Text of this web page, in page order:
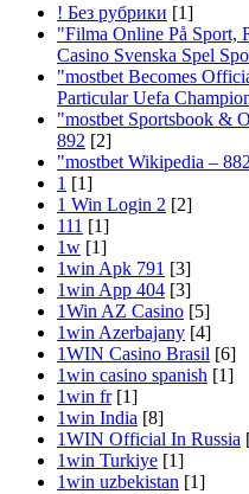
! Без рубрики [1]
"Filma Online På Sport,
Casino Svenska Spel
"mostbet Becomes
Particular Uefa
"‎mostbet Sportsbook &
892 [2]
"mostbet Wikipedia – 882
1 [1]
1 Win Login 2 [2]
111 [1]
1w [1]
1win Apk 791 [3]
1win App 404 [3]
1Win AZ Casino [5]
1win Azerbajany [4]
1WIN Casino Brasil [6]
1win casino spanish [1]
1win fr [1]
1win India [8]
1WIN Official In Russia
1win Turkiye [1]
1win uzbekistan [1]